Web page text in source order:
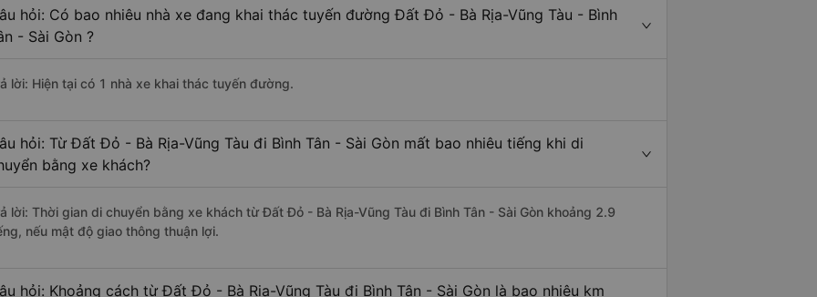
hỏi: Có bao nhiêu nhà xe đang khai thác tuyến đường Đất Đỏ - Bà Rịa-Vũng Tàu - Bình
- Sài Gòn ?
lời: Hiện tại có 1 nhà xe khai thác tuyến đường.
hỏi: Từ Đất Đỏ - Bà Rịa-Vũng Tàu đi Bình Tân - Sài Gòn mất bao nhiêu tiếng khi di
bằng xe khách?
lời: Thời gian di chuyển bằng xe khách từ Đất Đỏ - Bà Rịa-Vũng Tàu đi Bình Tân - Sài Gòn khoảng 2.9
nếu mật độ giao thông thuận lợi.
hỏi: Khoảng cách từ Đất Đỏ - Bà Rịa-Vũng Tàu đi Bình Tân - Sài Gòn là bao nhiêu km